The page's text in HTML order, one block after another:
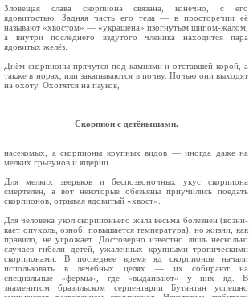
Зловещая слава скорпиона связана, конечно, с его
ядовитостью. Задняя часть его тела — в просторечии её
называют «хвостом» — «украшена» изогнутым шипом-жалом,
а внутри последнего вздутого членика находится пара
ядовитых желёз.
Днём скорпионы прячутся под камнями и отставшей корой, а
также в норах, или закапываются в почву. Ночью они выходят
на охоту. Охотятся на пауков,
Скорпион с детёнышами.
насекомых, а скорпионы крупных видов — иногда даже на
мелких грызунов и ящериц.
Для мелких зверьков и беспозвоночных укус скорпиона
смерте­лен, а вот некоторые обезьяны приучились поедать
скорпионов, отрывая ядовитый «хвост».
Для человека укол скорпионьего жала весьма болезнен (возни­
кает опухоль, озноб, повышается температура), но жизни, как
правило, не угрожает. Достоверно известно лишь несколько
случа­ев гибели детей, ужаленных крупными тропическими
скорпио­нами. В последнее время яд скорпионов начали
использовать в лечебных целях — их собирают на
специальные «фермы», где «выдаивают» у них яд. В
знаменитом бразильском серпентарии Бутантан успешно